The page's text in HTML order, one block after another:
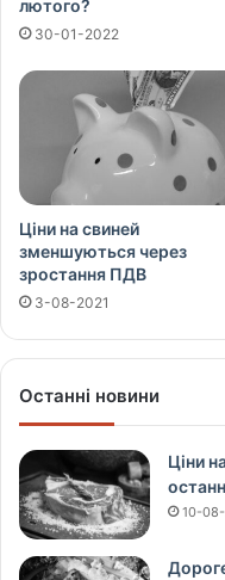
лютого?
30-01-2022
Ціни на свиней
зменшуються через
зростання ПДВ
3-08-2021
Останні новини
Ціни
10-